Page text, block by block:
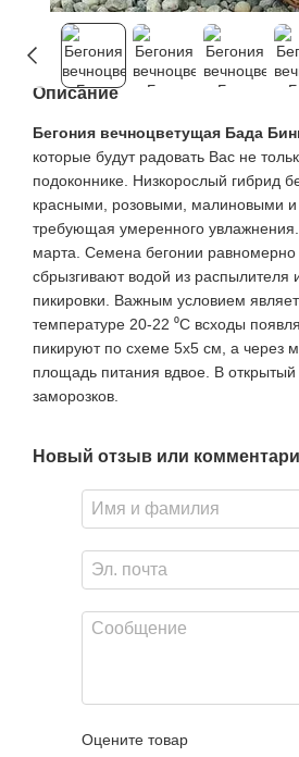
Описание
Бегония вечноцветущая Бада
которые будут радовать Вас не
подоконнике. Низкорослый гибрид
красными, розовыми, малиновыми и
требующая умеренного
марта. Семена бегонии
сбрызгивают водой из
пикировки. Важным условием
температуре 20-22 ⁰C всходы
пикируют по схеме 5х5 см, а через
площадь питания вдвое. В открытый
заморозков.
Новый отзыв или
Оцените товар